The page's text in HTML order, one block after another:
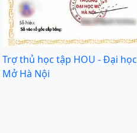
Trợ thủ học tập HOU - Đại học
Mở Hà Nội